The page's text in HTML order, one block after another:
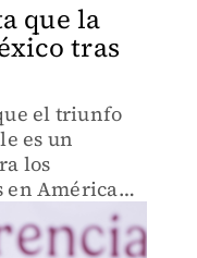
que la
tras
el triunfo
es un
los
en América